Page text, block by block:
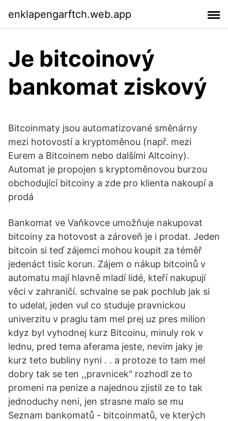
enklapengarftch.web.app
Je bitcoinový
bankomat ziskový
Bitcoinmaty jsou automatizované směnárny
mezi hotovostí a kryptoměnou (např. mezi
Eurem a Bitcoinem nebo dalšími Altcoiny).
Automat je propojen s kryptoměnovou burzou
obchodující bitcoiny a zde pro klienta nakoupí a
prodá
Bankomat ve Vaňkovce umožňuje nakupovat
bitcoiny za hotovost a zároveň je i prodat. Jeden
bitcoin si teď zájemci mohou koupit za téměř
jedenáct tisíc korun. Zájem o nákup bitcoinů v
automatu mají hlavně mladí lidé, kteří nakupují
věci v zahraničí. schvalne se pak pochlub jak si
to udelal, jeden vul co studuje pravnickou
univerzitu v praglu tam mel prej uz pres milion
kdyz byl vyhodnej kurz Bitcoinu, minuly rok v
lednu, pred tema aferama jeste, nevim jaky je
kurz teto bubliny nyni . . a protoze to tam mel
dobry tak se ten ,,pravnicek" rozhodl ze to
promeni na penize a najednou zjistil ze to tak
jednoduchy neni, jen strasne malo se mu
Seznam bankomatů - bitcoinmatů, ve kterých